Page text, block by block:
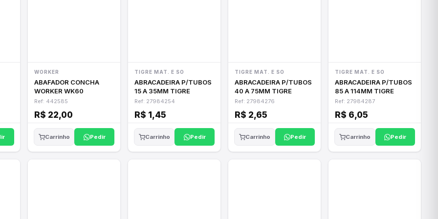
WORKER
ABAFADOR CONCHA
WORKER WK60
Ref: 442585
R$ 22,00
Carrinho Pedir
TIGRE MAT. E SO
ABRACADEIRA P/TUBOS
15 A 35MM TIGRE
Ref: 27984254
R$ 1,45
Carrinho Pedir
TIGRE MAT. E SO
ABRACADEIRA P/TUBOS
40 A 75MM TIGRE
Ref: 27984276
R$ 2,65
Carrinho Pedir
TIGRE MAT. E SO
ABRACADEIRA P/TUBOS
85 A 114MM TIGRE
Ref: 27984287
R$ 6,05
Carrinho Pedir